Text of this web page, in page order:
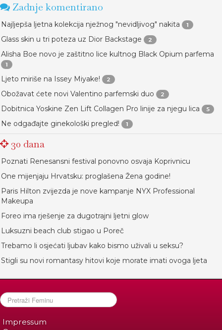
Zadnje komentirano
Najljepša ljetna kolekcija nježnog "nevidljivog" nakita 1
Glass skin u tri poteza uz Dior Backstage 2
Alisha Boe novo je zaštitno lice kultnog Black Opium parfema
1
Ljeto miriše na Issey Miyake! 2
Obožavat ćete novi Valentino parfemski duo 2
Dobitnica Yoskine Zen Lift Collagen Pro linije za njegu lica 5
Ne odgađajte ginekološki pregled! 1
30 dana
Poznati Renesansni festival ponovno osvaja Koprivnicu
One mijenjaju Hrvatsku: proglašena Žena godine!
Paris Hilton zvijezda je nove kampanje NYX Professional
Makeupa
Foreo ima rješenje za dugotrajni ljetni glow
Luksuzni beach club stigao u Poreč
Trebamo li osjećati ljubav kako bismo uživali u seksu?
Stigli su novi romantasy hitovi koje morate imati ovoga ljeta
Impressum